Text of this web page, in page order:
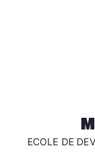
ECOLE DE